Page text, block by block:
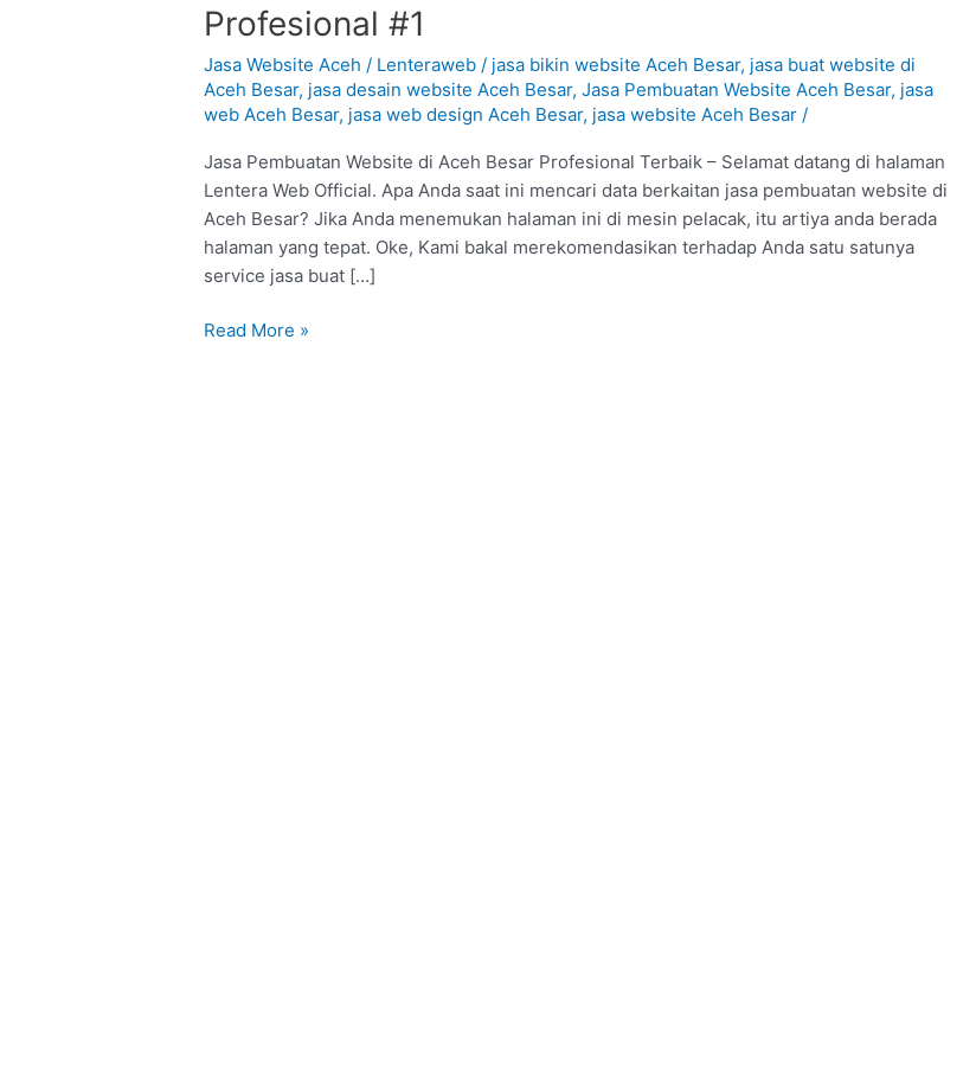
Profesional #1
Jasa Website Aceh / Lenteraweb/ jasa bikin website Aceh Besar, jasa buat website di
Aceh Besar, jasa desain website Aceh Besar,Jasa Pembuatan Website Aceh Besar, jasa
web Aceh Besar, jasa web design Aceh Besar, jasa website Aceh Besar /
Jasa Pembuatan Website di Aceh Besar Profesional Terbaik – Selamat datang di halaman
Lentera Web Official. Apa Anda saat ini mencari data berkaitan jasa pembuatan website di
Aceh Besar? Jika Anda menemukan halaman ini di mesin pelacak, itu artiya anda berada
halaman yang tepat. Oke, Kami bakal merekomendasikan terhadap Anda satu satunya
service jasa buat […]
Website
di
Aceh
Besar
Profesional
#1
Read More »